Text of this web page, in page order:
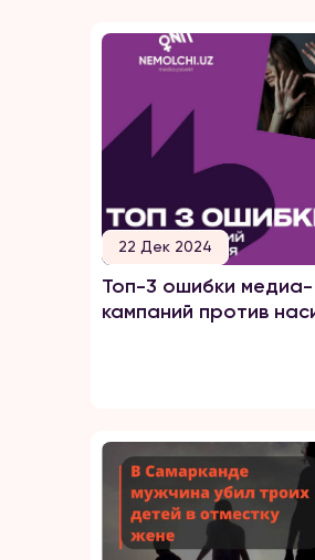
22 Дек 2024
Топ-3 ошибки медиа-
кампаний против